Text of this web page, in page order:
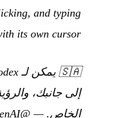
and typing
its own cursor.”
🇸🇦
إلى جانبك،
الخاص. —
@OpenAI